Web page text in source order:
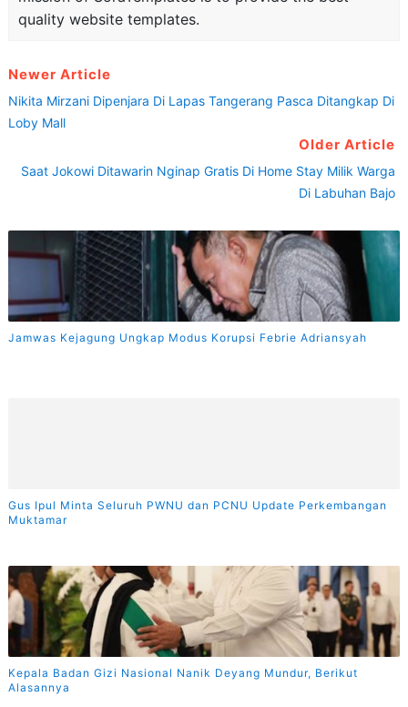
quality website templates.
Newer Article
Nikita Mirzani Dipenjara Di Lapas Tangerang Pasca Ditangkap Di
Loby Mall
Older Article
Saat Jokowi Ditawarin Nginap Gratis Di Home Stay Milik Warga
Di Labuhan Bajo
Jamwas Kejagung Ungkap Modus Korupsi Febrie Adriansyah
Gus Ipul Minta Seluruh PWNU dan PCNU Update Perkembangan
Muktamar
Kepala Badan Gizi Nasional Nanik Deyang Mundur, Berikut
Alasannya